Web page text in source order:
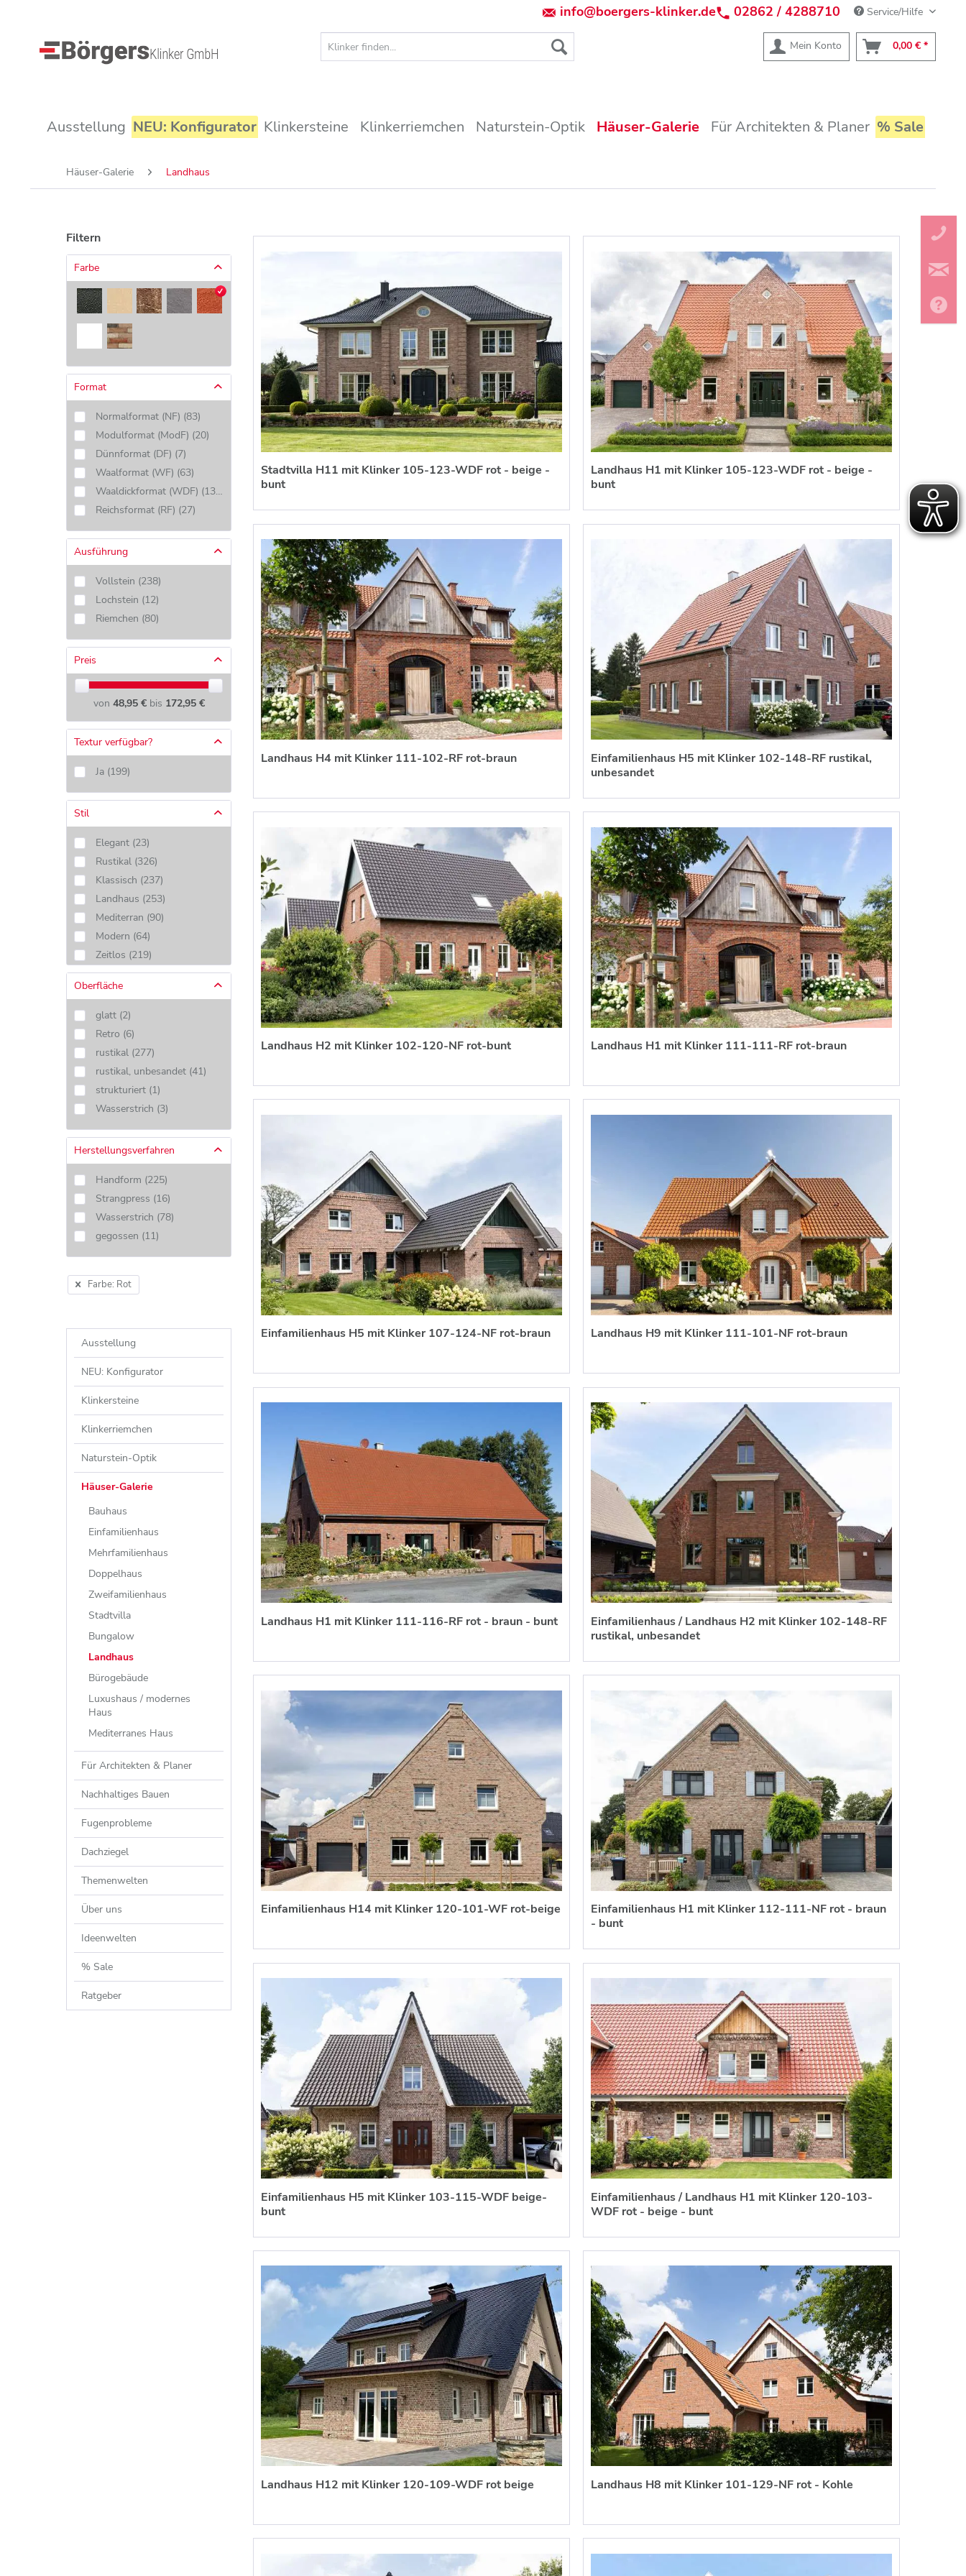
info@boergers-klinker.de 02862 / 4288710 Service/Hilfe
Mein Konto 0,00 € *
Ausstellung NEU: Konfigurator Klinkersteine Klinkerriemchen Naturstein-Optik Häuser-Galerie Für Architekten & Planer % Sale
Häuser-Galerie Landhaus
Filtern
Farbe
Format
Normalformat (NF) (83)
Modulformat (ModF) (20)
Dünnformat (DF) (7)
Waalformat (WF) (63)
Waaldickformat (WDF) (130 )
Reichsformat (RF) (27)
Ausführung
Vollstein (238)
Lochstein (12)
Riemchen (80)
Preis
von 48,95 € bis 172,95 €
Textur verfügbar?
Ja (199)
Stil
Elegant (23)
Rustikal (326)
Klassisch (237)
Landhaus (253)
Mediterran (90)
Modern (64)
Zeitlos (219)
Oberfläche
glatt (2)
Retro (6)
rustikal (277)
rustikal, unbesandet (41)
strukturiert (1)
Wasserstrich (3)
Herstellungsverfahren
Handform (225)
Strangpress (16)
Wasserstrich (78)
gegossen (11)
Farbe: Rot
Ausstellung
NEU: Konfigurator
Klinkersteine
Klinkerriemchen
Naturstein-Optik
Häuser-Galerie
Bauhaus
Einfamilienhaus
Mehrfamilienhaus
Doppelhaus
Zweifamilienhaus
Stadtvilla
Bungalow
Landhaus
Bürogebäude
Luxushaus / modernes
Haus
Mediterranes Haus
Für Architekten & Planer
Nachhaltiges Bauen
Fugenprobleme
Dachziegel
Themenwelten
Über uns
Ideenwelten
% Sale
Ratgeber
Stadtvilla H11 mit Klinker 105-123-WDF rot - beige -
bunt
Landhaus H1 mit Klinker 105-123-WDF rot - beige -
bunt
Landhaus H4 mit Klinker 111-102-RF rot-braun
Einfamilienhaus H5 mit Klinker 102-148-RF rustikal,
unbesandet
Landhaus H2 mit Klinker 102-120-NF rot-bunt Landhaus H1 mit Klinker 111-111-RF rot-braun
Einfamilienhaus H5 mit Klinker 107-124-NF rot-braun Landhaus H9 mit Klinker 111-101-NF rot-braun
Landhaus H1 mit Klinker 111-116-RF rot - braun - bunt
Einfamilienhaus / Landhaus H2 mit Klinker 102-148-RF
rustikal, unbesandet
Einfamilienhaus H14 mit Klinker 120-101-WF rot-beige
Einfamilienhaus H1 mit Klinker 112-111-NF rot - braun
- bunt
Einfamilienhaus H5 mit Klinker 103-115-WDF beige-
bunt
Einfamilienhaus / Landhaus H1 mit Klinker 120-103-
WDF rot - beige - bunt
Landhaus H12 mit Klinker 120-109-WDF rot beige Landhaus H8 mit Klinker 101-129-NF rot - Kohle